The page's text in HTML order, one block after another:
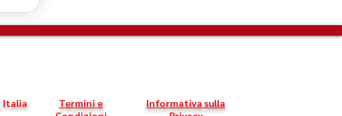
Italia
Termini e
Informativa sulla